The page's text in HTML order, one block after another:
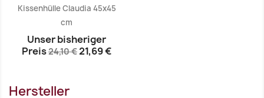
Kissenhülle Claudia 45x45
cm
Unser bisheriger
Preis24,10 €21,69 €
Hersteller